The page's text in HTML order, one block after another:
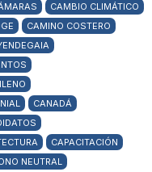
CAMBIO CLIMÁTICO
CAMINO COSTERO
CANADÁ
CAPACITACIÓN
NEUTRAL